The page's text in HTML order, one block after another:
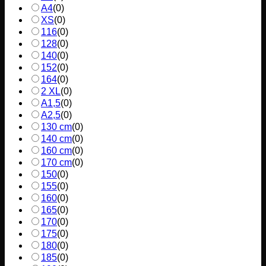
A4(0)
XS(0)
116(0)
128(0)
140(0)
152(0)
164(0)
2 XL(0)
A1,5(0)
A2,5(0)
130 cm(0)
140 cm(0)
160 cm(0)
170 cm(0)
150(0)
155(0)
160(0)
165(0)
170(0)
175(0)
180(0)
185(0)